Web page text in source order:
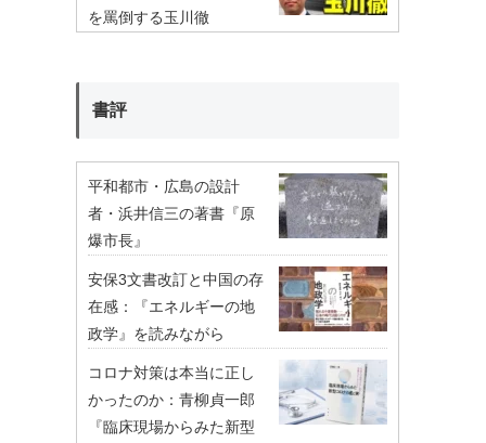
を罵倒する玉川徹
書評
平和都市・広島の設計
者・浜井信三の著書『原
爆市長』
安保3文書改訂と中国の存
在感：『エネルギーの地
政学』を読みながら
コロナ対策は本当に正し
かったのか：青柳貞一郎
『臨床現場からみた新型